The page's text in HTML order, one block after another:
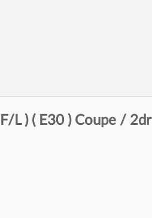
L ) ( E30 ) Coupe / 2dr